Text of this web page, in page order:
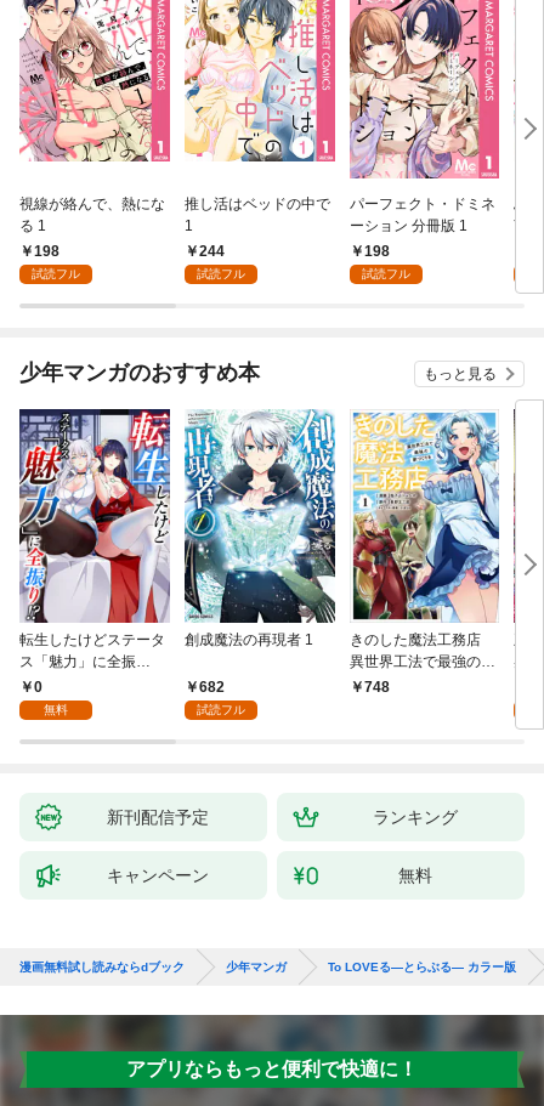
視線が絡んで、熱にな
る 1
198
試読フル
推し活はベッドの中で
1
244
試読フル
パーフェクト・ドミネ
ーション 分冊版 1
198
試読フル
ふ
言
少年マンガのおすすめ本 もっと見る
転生したけどステータ
ス「魅力」に全振
り！？(1)
0
無料
創成魔法の再現者 1
682
試読フル
きのした魔法工務店
異世界工法で最強の家
づくりを（コミック）
748
兆
る
新刊配信予定 ランキング
キャンペーン 無料
漫画無料試し読みならdブック 少年マンガ To LOVEる―とらぶる― カラー版
アプリならもっと便利で快適に！